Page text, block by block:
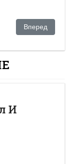
задержаны за
Следующий:
Вперед
И